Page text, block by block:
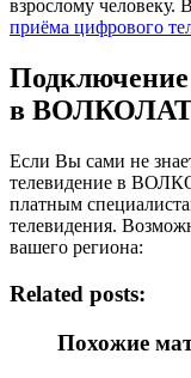
взрослому человеку.
приёма цифрового
Подключение
в
Если Вы сами не
телевидение в
платным
телевидения.
вашего региона:
Related posts:
Похожие